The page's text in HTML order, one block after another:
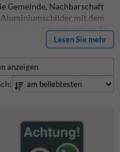
Gemeinde, Nachbarschaft
Aluminiumschilder mit dem
Es
Gemeinde, eines Ortsteils
gegen Einbrecher.
indem es Mitgliedern
Aktivitäten über
durch WhatsApp-
Schild mit einem
Lesen Sie mehr
anzeigen